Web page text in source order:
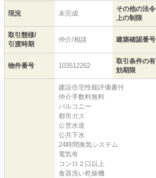
現況 未完成
その他の法令
上の制限
取引態様/
引渡時期
仲介/相談 建築確認番号
物件番号 103512262
取引条件の有
効期限
建設住宅性能評価書付
仲介手数料無料
バルコニー
都市ガス
公営水道
公共下水
24時間換気システム
電気有
コンロ２口以上
食器洗い乾燥機